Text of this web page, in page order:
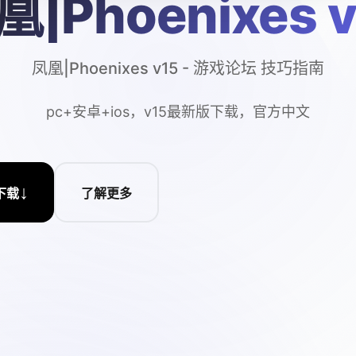
|Phoenixes
凤凰|Phoenixes v15 - 游戏论坛 技巧指南
pc+安卓+ios，v15最新版下载，官方中文
载↓ 了解更多